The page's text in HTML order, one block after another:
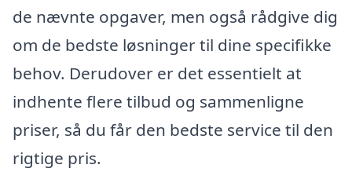
de nævnte opgaver, men også rådgive dig
om de bedste løsninger til dine specifikke
behov. Derudover er det essentielt at
indhente flere tilbud og sammenligne
priser, så du får den bedste service til den
rigtige pris.